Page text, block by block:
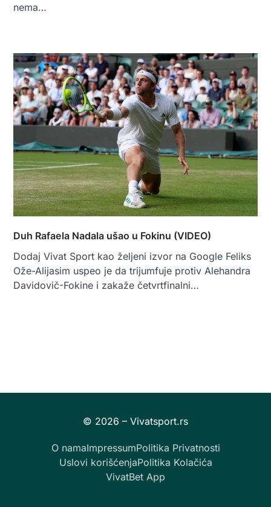
nema…
Duh Rafaela Nadala ušao u Fokinu (VIDEO)
Dodaj Vivat Sport kao željeni izvor na Google Feliks
Ože-Alijasim uspeo je da trijumfuje protiv Alehandra
Davidovič-Fokine i zakaže četvrtfinalni…
O namaImpressumPolitika Privatnosti
Uslovi korišćenjaPolitika Kolačića
VivatBet App